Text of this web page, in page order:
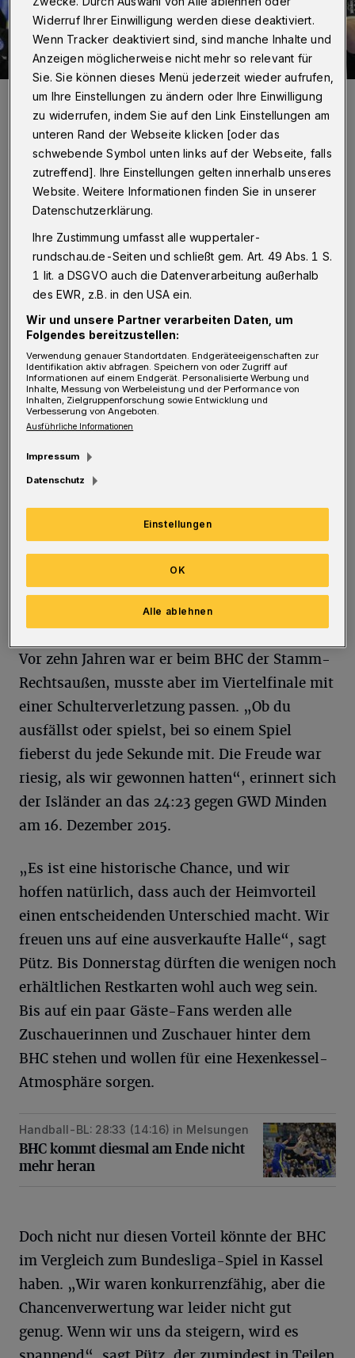
Der BHC will am Donnerstag jubeln.
Foto: Dirk Freund
G egen das Team aus Hessen haben die
Löwen am Sonntag (14. Dezember) in
der Kasseler Rothenbach-Halle um Punkte mit
28:33 verloren. „Das kann taktisch ein ganz
sich mit seinem Trainer-Partner Arnor
Gunnarsson sehr auf die Herausforderung
freut. „Es ist toll, dass wir zu Hause die
Möglichkeit bekommen, ins Final Four
einzuziehen. Der Pokal ist ein anderer
Wettbewerb als die Bundesliga. Wir werden
alles auf der Platte lassen und wollen das Ding
BHC-Trainer Pütz: „Wir freuen uns
auf Donnerstag“
Vor zehn Jahren war er beim BHC der Stamm-
Rechtsaußen, musste aber im Viertelfinale mit
einer Schulterverletzung passen. „Ob du
ausfällst oder spielst, bei so einem Spiel
fieberst du jede Sekunde mit. Die Freude war
riesig, als wir gewonnen hatten“, erinnert sich
der Isländer an das 24:23 gegen GWD Minden
am 16. Dezember 2015.
„Es ist eine historische Chance, und wir
hoffen natürlich, dass auch der Heimvorteil
einen entscheidenden Unterschied macht. Wir
freuen uns auf eine ausverkaufte Halle“, sagt
Pütz. Bis Donnerstag dürften die wenigen noch
erhältlichen Restkarten wohl auch weg sein.
Bis auf ein paar Gäste-Fans werden alle
Zuschauerinnen und Zuschauer hinter dem
BHC stehen und wollen für eine Hexenkessel-
Atmosphäre sorgen.
BHC kommt diesmal am Ende nicht mehr heran
Handball-BL: 28:33 (14:16) in Melsungen
BHC kommt diesmal am Ende nicht
mehr heran
Doch nicht nur diesen Vorteil könnte der BHC
im Vergleich zum Bundesliga-Spiel in Kassel
haben. „Wir waren konkurrenzfähig, aber die
Chancenverwertung war leider nicht gut
genug. Wenn wir uns da steigern, wird es
Widerruf Ihrer Einwilligung werden diese deaktiviert.
Wenn Tracker deaktiviert sind, sind manche Inhalte und
Anzeigen möglicherweise nicht mehr so relevant für
Sie. Sie können dieses Menü jederzeit wieder aufrufen,
um Ihre Einstellungen zu ändern oder Ihre Einwilligung
zu widerrufen, indem Sie auf den Link Einstellungen am
unteren Rand der Webseite klicken [oder das
schwebende Symbol unten links auf der Webseite, falls
zutreffend]. Ihre Einstellungen gelten innerhalb unseres
Website. Weitere Informationen finden Sie in unserer
Datenschutzerklärung.
Ihre Zustimmung umfasst alle wuppertaler-
rundschau.de-Seiten und schließt gem. Art. 49 Abs. 1 S.
1 lit. a DSGVO auch die Datenverarbeitung außerhalb
des EWR, z.B. in den USA ein.
Wir und unsere Partner verarbeiten Daten, um
Folgendes bereitzustellen:
Verwendung genauer Standortdaten. Endgeräteeigenschaften zur
Identifikation aktiv abfragen. Speichern von oder Zugriff auf
Informationen auf einem Endgerät. Personalisierte Werbung und
Inhalte, Messung von Werbeleistung und der Performance von
Inhalten, Zielgruppenforschung sowie Entwicklung und
Verbesserung von Angeboten.
Ausführliche Informationen
Impressum
Datenschutz
Einstellungen
Alle ablehnen
OK